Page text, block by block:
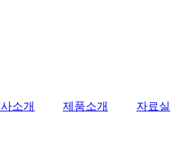
소개 제품소개 자료실